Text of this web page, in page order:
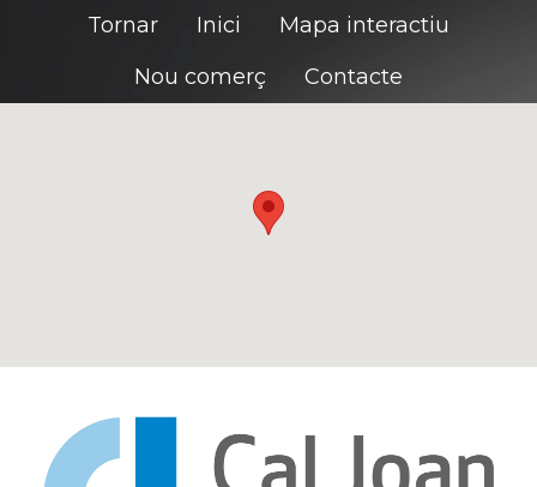
Tornar Inici
Mapa interactiu
Nou comerç
Contacte